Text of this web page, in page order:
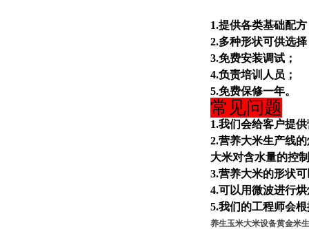
1.提供各类基础配
2.多种形状可供选择
3.免费安装调试；
4.负责培训人员；
5.免费保修一年。
常见问题
1.我们会给客户提
2.营养大米生产线
大米对含水量的控
3.营养大米的形状
4.可以用微波进行
5.我们的工程师会
养生玉米大米设备黄金米